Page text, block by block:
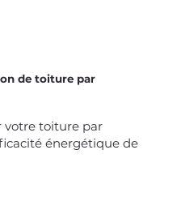
de toiture par
votre toiture par
énergétique de